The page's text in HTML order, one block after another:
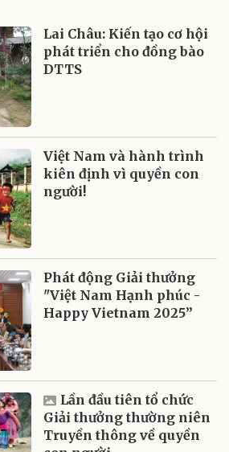
Lai Châu: Kiến tạo cơ hội
phát triển cho đồng bào
DTTS
Việt Nam và hành trình
kiên định vì quyền con
người!
Phát động Giải thưởng
"Việt Nam Hạnh phúc -
Happy Vietnam 2025”
Lần đầu tiên tổ chức
Giải thưởng thường niên
Truyền thông về quyền